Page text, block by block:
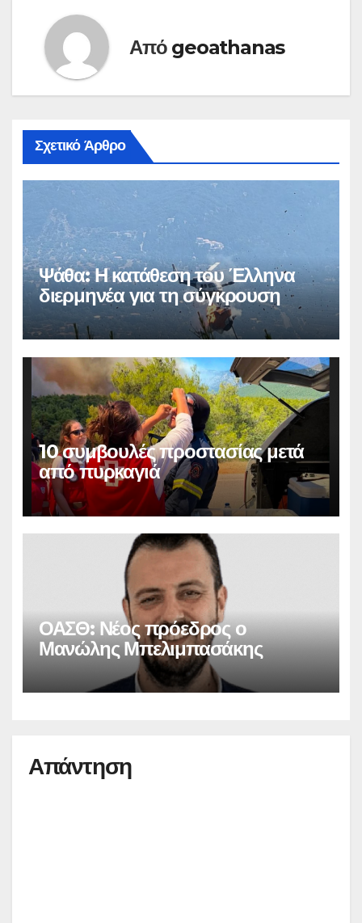
Από geoathanas
Σχετικό Άρθρο
Ψάθα: Η κατάθεση του Έλληνα
διερμηνέα για τη σύγκρουση
10 συμβουλές προστασίας μετά
από πυρκαγιά
ΟΑΣΘ: Νέος πρόεδρος ο
Μανώλης Μπελιμπασάκης
Απάντηση